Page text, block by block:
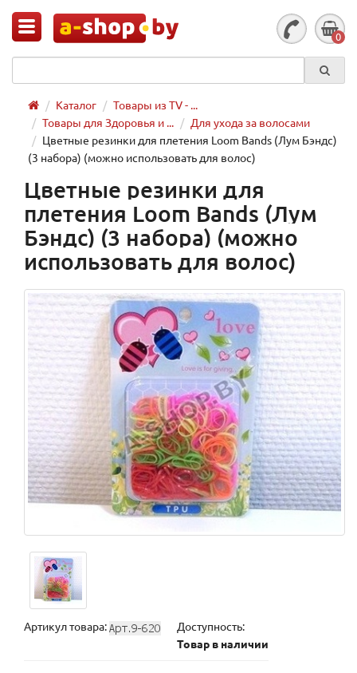
0
Каталог
Товары из TV - ...
Товары для Здоровья и ...
Для ухода за волосами
Цветные резинки для плетения Loom Bands (Лум Бэндс)
(3 набора) (можно использовать для волос)
Цветные резинки для
плетения Loom Bands (Лум
Бэндс) (3 набора) (можно
использовать для волос)
Артикул товара:
Доступность:
Товар в наличии